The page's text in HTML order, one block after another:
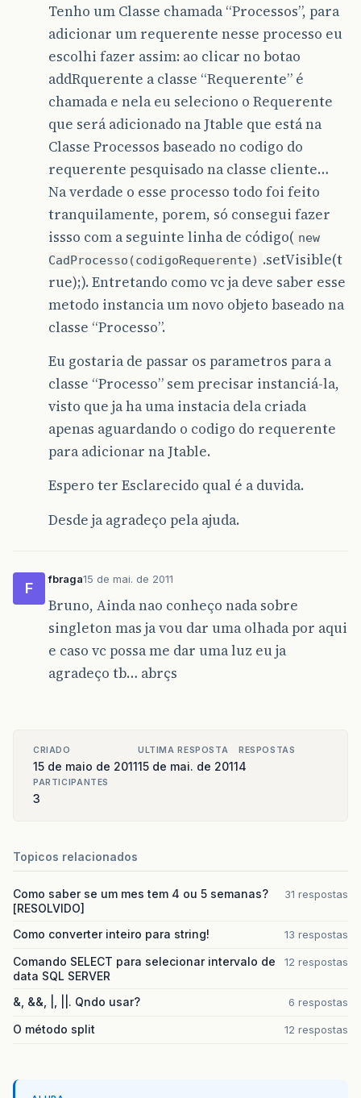
Tenho um Classe chamada “Processos”, para
adicionar um requerente nesse processo eu
escolhi fazer assim: ao clicar no botao
addRquerente a classe “Requerente” é
chamada e nela eu seleciono o Requerente
que será adicionado na Jtable que está na
Classe Processos baseado no codigo do
requerente pesquisado na classe cliente…
Na verdade o esse processo todo foi feito
tranquilamente, porem, só consegui fazer
issso com a seguinte linha de código( new
CadProcesso(codigoRequerente) .setVisible(t
rue);). Entretando como vc ja deve saber esse
metodo instancia um novo objeto baseado na
classe “Processo”.
Eu gostaria de passar os parametros para a
classe “Processo” sem precisar instanciá-la,
visto que ja ha uma instacia dela criada
apenas aguardando o codigo do requerente
para adicionar na Jtable.
Espero ter Esclarecido qual é a duvida.
Desde ja agradeço pela ajuda.
F
fbraga15 de mai. de 2011
Bruno, Ainda nao conheço nada sobre
singleton mas ja vou dar uma olhada por aqui
e caso vc possa me dar uma luz eu ja
agradeço tb… abrçs
CRIADO
15 de maio de 2011
ULTIMA RESPOSTA
15 de mai. de 2011
RESPOSTAS
4
PARTICIPANTES
3
Topicos relacionados
Como saber se um mes tem 4 ou 5 semanas?
[RESOLVIDO]
31 respostas
Como converter inteiro para string! 13 respostas
Comando SELECT para selecionar intervalo de
data SQL SERVER
12 respostas
&, &&, |, ||. Qndo usar? 6 respostas
O método split 12 respostas